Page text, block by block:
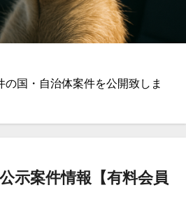
国・自治体案件を公開致しま
示案件情報【有料会員